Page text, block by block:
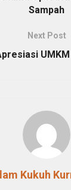
Sampah
Next Post
Kukuh